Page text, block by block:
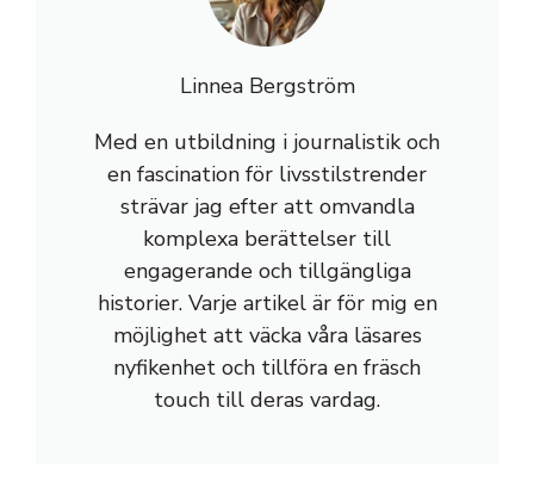
Linnea Bergström
Med en utbildning i journalistik och
en fascination för livsstilstrender
strävar jag efter att omvandla
komplexa berättelser till
engagerande och tillgängliga
historier. Varje artikel är för mig en
möjlighet att väcka våra läsares
nyfikenhet och tillföra en fräsch
touch till deras vardag.